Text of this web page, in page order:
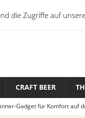
CRAFT BEER
Gadget für Komfort auf
die Zugriffe auf